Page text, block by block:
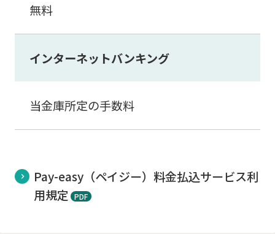
無料
インターネットバンキング
当金庫所定の手数料
Pay-easy（ペイジー）料金払込サービス利
用規定
PDF